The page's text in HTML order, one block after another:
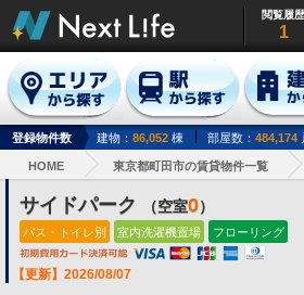
閲覧履歴
1
登録物件数 建物： 86,052 棟 部屋数： 484,174
HOME 東京都町田市の賃貸物件一覧
サイドパーク （空室0）
バス・トイレ別 室内洗濯機置場 フローリング
【更新】2026/08/07